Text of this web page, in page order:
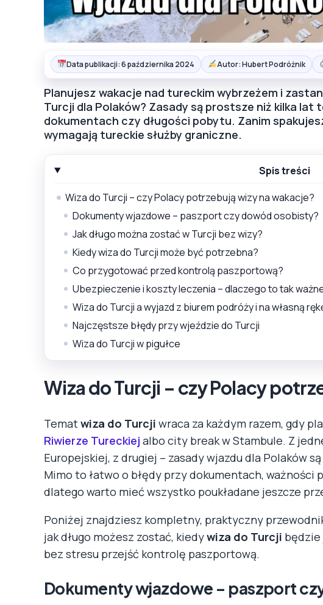
Data publikacji: 6 października 2024 Autor: Hubert Podróżnik
Planujesz wakacje nad tureckim wybrzeżem i
Turcji dla Polaków? Zasady są prostsze niż kilka lat
dokumentach czy długości pobytu. Zanim
wymagają tureckie służby graniczne.
Spis treści
Wiza do Turcji – czy Polacy potrzebują wizy na wakacje?
Dokumenty wjazdowe – paszport czy dowód osobisty?
Jak długo można zostać w Turcji bez wizy?
Kiedy wiza do Turcji może być potrzebna?
Co przygotować przed kontrolą paszportową?
Ubezpieczenie i koszty leczenia – dlaczego to tak
Wiza do Turcji a wyjazd z biurem podróży i na własną
Najczęstsze błędy przy wjeździe do Turcji
Wiza do Turcji w pigułce
Wiza do Turcji – czy Polacy
Tematwiza do Turcji wraca za każdym razem, gdy
Riwierze Tureckiej albo city break w Stambule. Z
Europejskiej, z drugiej – zasady wjazdu dla Polaków
Mimo to łatwo o błędy przy dokumentach, ważności
dlatego warto mieć wszystko poukładane jeszcze
Poniżej znajdziesz kompletny, praktyczny
jak długo możesz zostać, kiedywiza do Turcji będzie
bez stresu przejść kontrolę paszportową.
Dokumenty wjazdowe – paszport